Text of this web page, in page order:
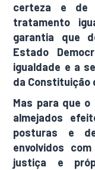
certeza e de
tratamento
garantia que
Estado
igualdade e a
da Constituição
Mas para que
almejados
posturas e
envolvidos
justiça e